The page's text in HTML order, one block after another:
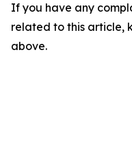
If you have any
related to this article,
above.